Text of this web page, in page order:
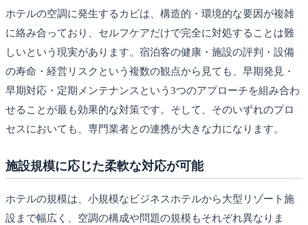
ホテルの空調に発生するカビは、構造的・環境的な要因が複雑
に絡み合っており、セルフケアだけで完全に対処することは難
しいという現実があります。宿泊客の健康・施設の評判・設備
の寿命・経営リスクという複数の観点から見ても、早期発見・
早期対応・定期メンテナンスという3つのアプローチを組み合わ
せることが最も効果的な対策です。そして、そのいずれのプロ
セスにおいても、専門業者との連携が大きな力になります。
施設規模に応じた柔軟な対応が可能
ホテルの規模は、小規模なビジネスホテルから大型リゾート施
設まで幅広く、空調の構成や問題の規模もそれぞれ異なりま